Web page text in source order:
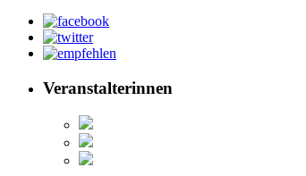
Veranstalterinnen